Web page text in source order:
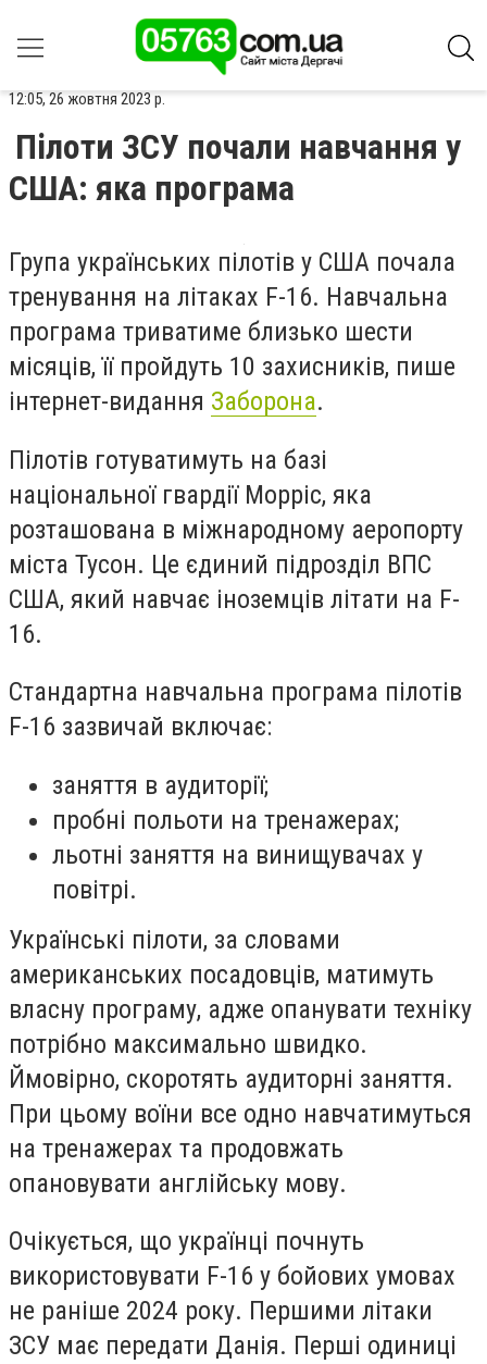
12:05, 26 жовтня 2023 р.
Пілоти ЗСУ почали навчання у
США: яка програма
Група українських пілотів у США почала
тренування на літаках F-16. Навчальна
програма триватиме близько шести
місяців, її пройдуть 10 захисників, пише
інтернет-видання Заборона.
Пілотів готуватимуть на базі
національної гвардії Морріс, яка
розташована в міжнародному аеропорту
міста Тусон. Це єдиний підрозділ ВПС
США, який навчає іноземців літати на F-
16.
Стандартна навчальна програма пілотів
F-16 зазвичай включає:
заняття в аудиторії;
пробні польоти на тренажерах;
льотні заняття на винищувачах у
повітрі.
Українські пілоти, за словами
американських посадовців, матимуть
власну програму, адже опанувати техніку
потрібно максимально швидко.
Ймовірно, скоротять аудиторні заняття.
При цьому воїни все одно навчатимуться
на тренажерах та продовжать
опановувати англійську мову.
Очікується, що українці почнуть
використовувати F-16 у бойових умовах
не раніше 2024 року. Першими літаки
ЗСУ має передати Данія. Перші одиниці